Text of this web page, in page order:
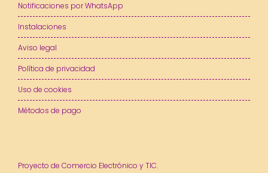
Notificaciones por WhatsApp
Instalaciones
Aviso legal
Política de privacidad
Uso de cookies
Métodos de pago
Proyecto de Comercio Electrónico y TIC.